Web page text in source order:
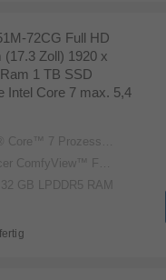
72CG Full HD
Zoll) 1920 x
1 TB SSD
Intel Core 7 max. 5,4
7 Prozessor 150U
Full HD IPS Display (matt)
GB LPDDR5 RAM